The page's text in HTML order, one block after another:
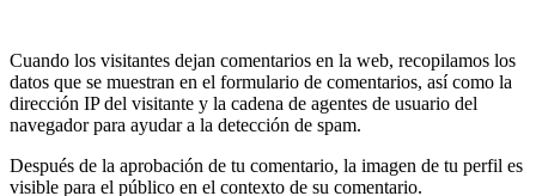
Cuando los visitantes dejan comentarios en la web, recopilamos los
datos que se muestran en el formulario de comentarios, así como la
dirección IP del visitante y la cadena de agentes de usuario del
navegador para ayudar a la detección de spam.
Después de la aprobación de tu comentario, la imagen de tu perfil es
visible para el público en el contexto de su comentario.